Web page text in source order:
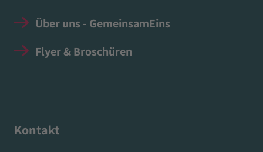
Über uns - GemeinsamEins
Flyer & Broschüren
Kontakt